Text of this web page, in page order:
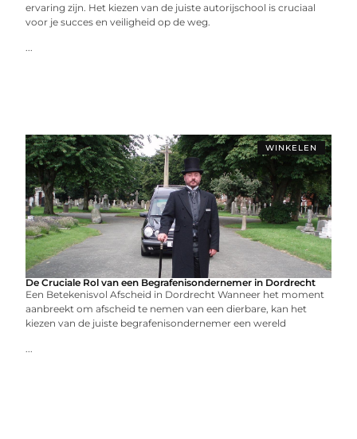
ervaring zijn. Het kiezen van de juiste autorijschool is cruciaal
voor je succes en veiligheid op de weg.
...
WINKELEN
De Cruciale Rol van een Begrafenisondernemer in Dordrecht
Een Betekenisvol Afscheid in Dordrecht Wanneer het moment
aanbreekt om afscheid te nemen van een dierbare, kan het
kiezen van de juiste begrafenisondernemer een wereld
...